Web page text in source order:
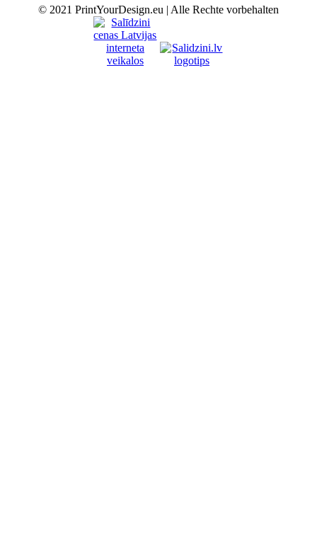
© 2021 PrintYourDesign.eu | Alle Rechte vorbehalten